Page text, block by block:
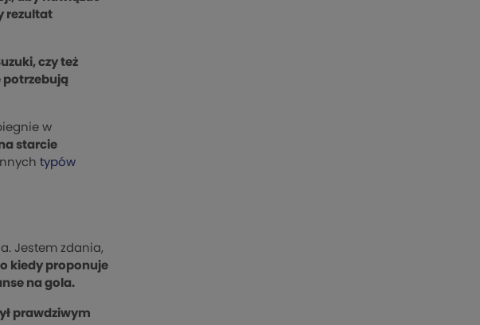
rezultat
czy też
potrzebują
w
starcie
typów
Jestem zdania,
kiedy proponuje
na gola.
prawdziwym